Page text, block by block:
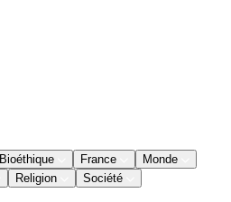
Bioéthique France
Monde
Religion Société